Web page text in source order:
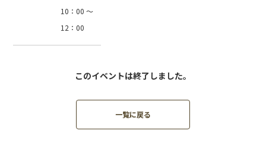
10：00 ～
12：00
このイベントは終了しました。
一覧に戻る